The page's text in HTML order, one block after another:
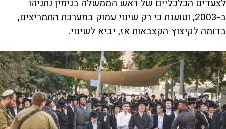
לצעדים הכלכליים של ראש הממשלה בנימין נתניהו
ב-2003, וטוענת כי רק שינוי עמוק במערכת התמריצים,
בדומה לקיצוץ הקצבאות אז, יביא לשינוי.